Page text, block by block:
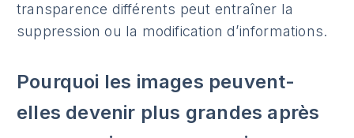
transparence différents peut entraîner la
suppression ou la modification d’informations.
Pourquoi les images peuvent-
elles devenir plus grandes après